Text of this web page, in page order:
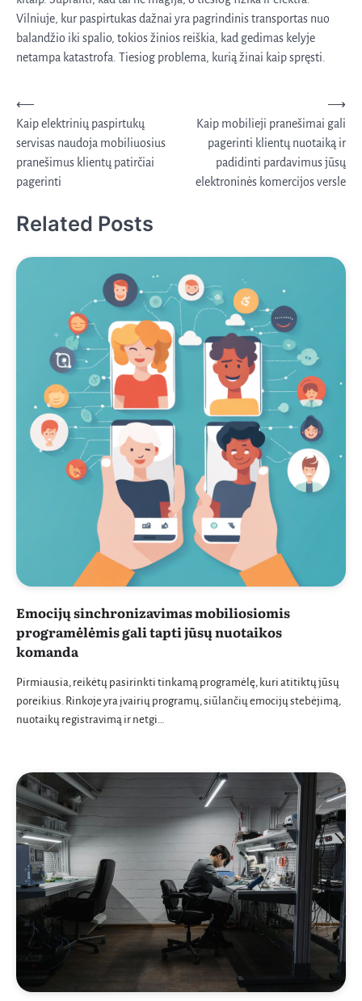
Vilniuje, kur paspirtukas dažnai yra pagrindinis transportas nuo
balandžio iki spalio, tokios žinios reiškia, kad gedimas kelyje
netampa katastrofa. Tiesiog problema, kurią žinai kaip spręsti.
Navigacija
tarp
įrašų
⟵
Kaip elektrinių paspirtukų
servisas naudoja mobiliuosius
pranešimus klientų patirčiai
pagerinti
Kaip mobilieji pranešimai gali
pagerinti klientų nuotaiką ir
padidinti pardavimus jūsų
elektroninės komercijos versle
⟶
Related Posts
Emocijų sinchronizavimas mobiliosiomis
programėlėmis gali tapti jūsų nuotaikos
komanda
Pirmiausia, reikėtų pasirinkti tinkamą programėlę, kuri atitiktų jūsų
poreikius. Rinkoje yra įvairių programų, siūlančių emocijų stebėjimą,
nuotaikų registravimą ir netgi…